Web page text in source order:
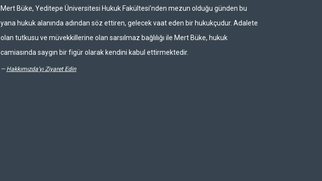
Mert Büke, Yeditepe Üniversitesi Hukuk Fakültesi’nden mezun olduğu günden bu
yana hukuk alanında adından söz ettiren, gelecek vaat eden bir hukukçudur. Adalete
olan tutkusu ve müvekkillerine olan sarsılmaz bağlılığı ile Mert Büke, hukuk
camiasında saygın bir figür olarak kendini kabul ettirmektedir.
— Hakkımızda'yı Ziyaret Edin